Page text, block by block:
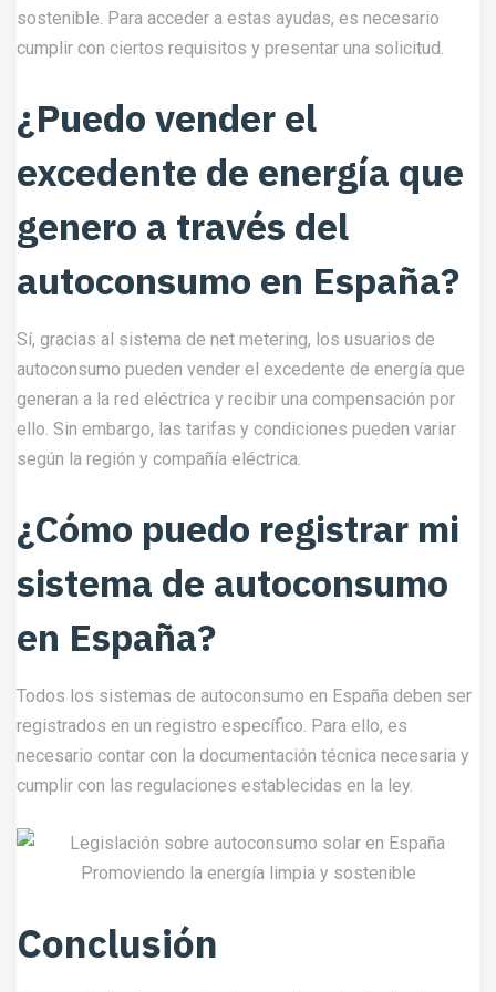
sostenible. Para acceder a estas ayudas, es necesario
cumplir con ciertos requisitos y presentar una solicitud.
¿Puedo vender el
excedente de energía que
genero a través del
autoconsumo en España?
Sí, gracias al sistema de net metering, los usuarios de
autoconsumo pueden vender el excedente de energía que
generan a la red eléctrica y recibir una compensación por
ello. Sin embargo, las tarifas y condiciones pueden variar
según la región y compañía eléctrica.
¿Cómo puedo registrar mi
sistema de autoconsumo
en España?
Todos los sistemas de autoconsumo en España deben ser
registrados en un registro específico. Para ello, es
necesario contar con la documentación técnica necesaria y
cumplir con las regulaciones establecidas en la ley.
Conclusión